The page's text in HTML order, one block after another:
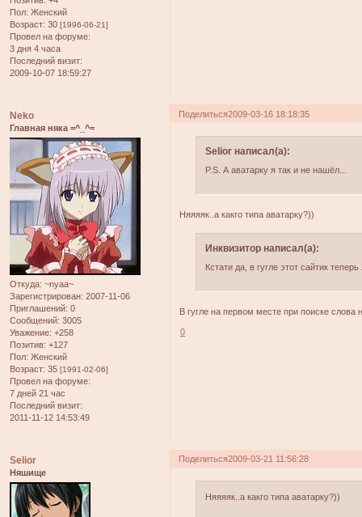
Пол: Женский
Возраст: 30 [1996-06-21]
Провел на форуме:
3 дня 4 часа
Последний визит:
2009-10-07 18:59:27
Поделиться2009-03-16 18:18:35
Neko
Главная няка =^_^=
Откуда: ~nyaa~
Зарегистрирован: 2007-11-06
Приглашений: 0
Сообщений: 3005
Уважение: +258
Позитив: +127
Пол: Женский
Возраст: 35 [1991-02-06]
Провел на форуме:
7 дней 21 час
Последний визит:
2011-11-12 14:53:49
Selior написал(а):
P.S. А аватарку я так и не нашёл...
Няяяяк..а какго типа аватарку?))
Инквизитор написал(а):
Кстати да, в гугле этот сайтик
В гугле на первом месте при поиске
0
Поделиться2009-03-21 11:56:28
Selior
Няшище
Няяяяк..а какго типа аватарку?))